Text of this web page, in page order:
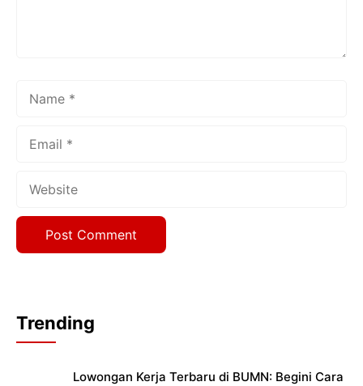
Trending
Lowongan Kerja Terbaru di BUMN: Begini Cara